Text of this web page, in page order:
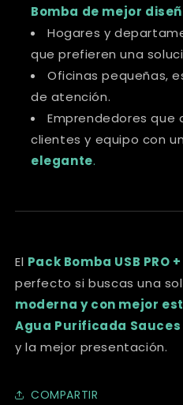
Bomba de mejor
Hogares y
que prefieren una
Oficinas pequeñas,
de atención.
Emprendedores que
clientes y equipo con
elegante.
El Pack Bomba USB PRO
perfecto si buscas una
moderna y con mejor
Agua Purificada Sauces
y la mejor presentación.
COMPARTIR